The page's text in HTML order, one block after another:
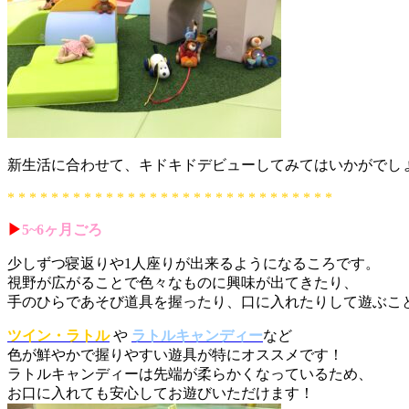
新生活に合わせて、キドキドデビューしてみてはいかがでし
* * * * * * * * * * * * * * * * * * * * * * * * * * * * * *
▶︎5~6ヶ月ごろ
少しずつ寝返りや1人座りが出来るようになるころです。
視野が広がることで色々なものに興味が出てきたり、
手のひらであそび道具を握ったり、口に入れたりして遊ぶこ
ツイン・ラトルや ラトルキャンディーなど
色が鮮やかで握りやすい遊具が特にオススメです！
ラトルキャンディーは先端が柔らかくなっているため、
お口に入れても安心してお遊びいただけます！